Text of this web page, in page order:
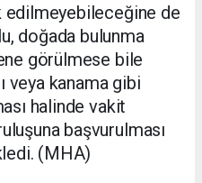
edilmeyebileceğine de
doğada bulunma
görülmese bile
veya kanama gibi
halinde vakit
başvurulması
(MHA)